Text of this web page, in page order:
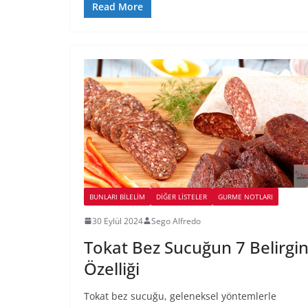
Read More
BUNLARI BILELIM DIĞER LISTELER GURME NOTLARI
30 Eylül 2024 Sego Alfredo
Tokat Bez Sucuğun 7 Belirgin
Özelliği
Tokat bez sucuğu, geleneksel yöntemlerle